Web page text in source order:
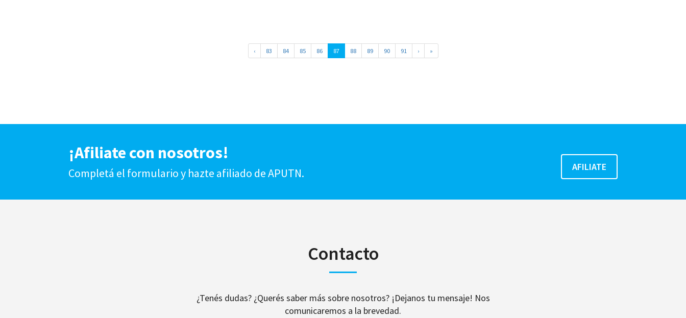
‹ 83 84 85 86 87 88 89 90 91 › »
¡Afiliate con nosotros!
Completá el formulario y hazte afiliado de APUTN.
Contacto
¿Tenés dudas? ¿Querés saber más sobre nosotros? ¡Dejanos tu mensaje! Nos
comunicaremos a la brevedad.